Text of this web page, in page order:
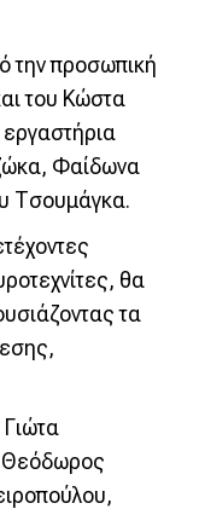
την προσωπική
του Κώστα
Φαίδωνα
Τσουμάγκα.
θα
τα
Γιώτα
Θεόδωρος